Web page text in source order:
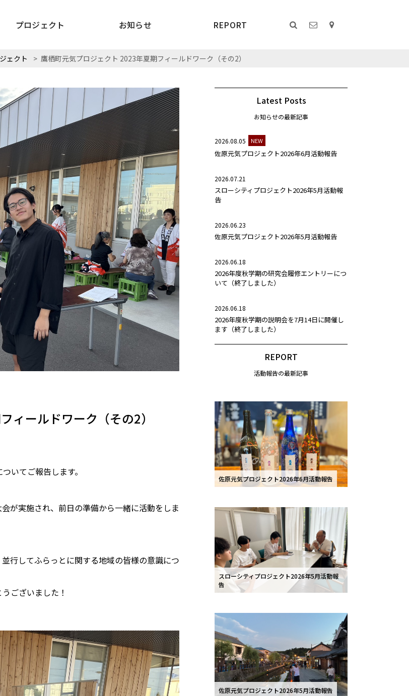
プロジェクト お知らせ REPORT
ェクト > 鷹栖町元気プロジェクト 2023年夏期フィールドワーク（その2）
ィールドワーク（その2）
いてご報告します。
が実施され、前日の準備から一緒に活動をしま
行してふらっとに関する地域の皆様の意識につ
ございました！
Latest Posts
お知らせの最新記事
2026.08.05 NEW
佐原元気プロジェクト2026年6月活動報告
2026.07.21
スローシティプロジェクト2026年5月活動報
告
2026.06.23
佐原元気プロジェクト2026年5月活動報告
2026.06.18
2026年度秋学期の研究会履修エントリーにつ
いて（終了しました）
2026.06.18
2026年度秋学期の説明会を7月14日に開催し
ます（終了しました）
REPORT
活動報告の最新記事
佐原元気プロジェクト2026年6月活動報告
スローシティプロジェクト2026年5月活動報
告
佐原元気プロジェクト2026年5月活動報告